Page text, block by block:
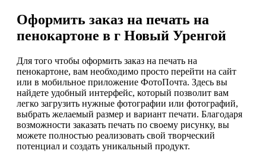
Оформить заказ на печать на
пенокартоне в г Новый Уренгой
Для того чтобы оформить заказ на печать на
пенокартоне, вам необходимо просто перейти на сайт
или в мобильное приложение ФотоПочта. Здесь вы
найдете удобный интерфейс, который позволит вам
легко загрузить нужные фотографии или фотографий,
выбрать желаемый размер и вариант печати. Благодаря
возможности заказать печать по своему рисунку, вы
можете полностью реализовать свой творческий
потенциал и создать уникальный продукт.